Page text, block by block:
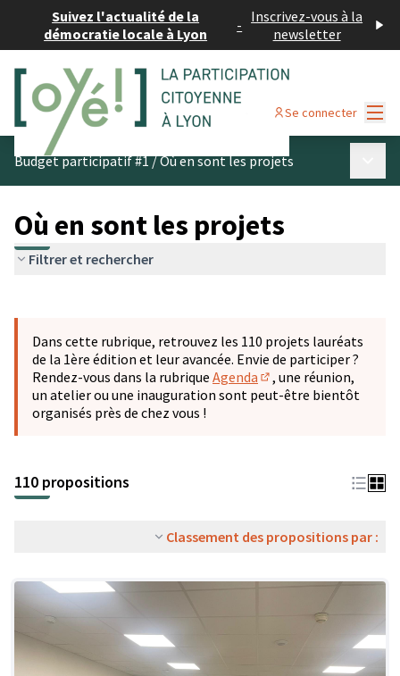
Suivez l'actualité de la
démocratie locale à Lyon
- Inscrivez-vous à la
newsletter
Se connecter
Budget participatif #1/Où en sont les projets
Où en sont les projets
Filtrer et rechercher
−
Dans cette rubrique, retrouvez les 110 projets lauréats
de la 1ère édition et leur avancée. Envie de participer ?
Rendez-vous dans la rubrique Agenda
(S'ouvre dans un
, une réunion,
un atelier ou une inauguration sont peut-être bientôt
organisés près de chez vous !
110 propositions
Classement des propositions par :